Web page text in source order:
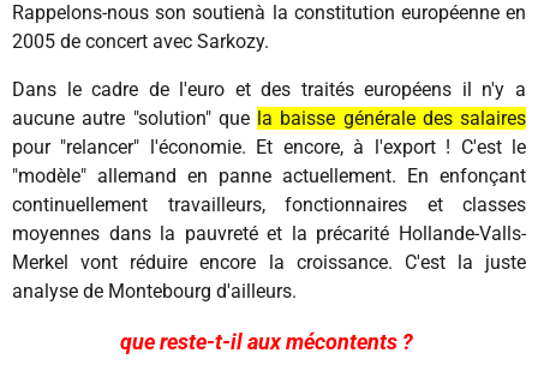
Rappelons-nous son soutienà la constitution européenne en
2005 de concert avec Sarkozy.
Dans le cadre de l'euro et des traités européens il n'y a
aucune autre "solution" que la baisse générale des salaires
pour "relancer" l'économie. Et encore, à l'export ! C'est le
"modèle" allemand en panne actuellement. En enfonçant
continuellement travailleurs, fonctionnaires et classes
moyennes dans la pauvreté et la précarité Hollande-Valls-
Merkel vont réduire encore la croissance. C'est la juste
analyse de Montebourg d'ailleurs.
que reste-t-il aux mécontents ?